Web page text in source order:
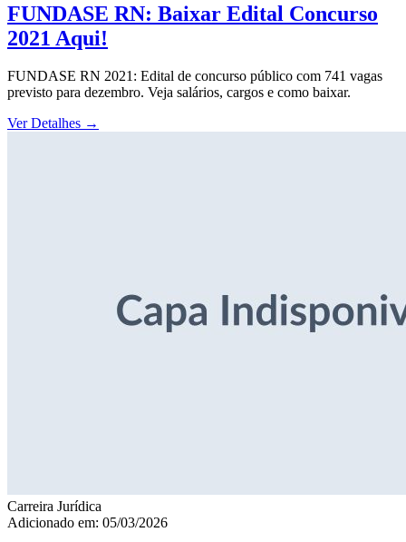
FUNDASE RN: Baixar Edital Concurso
2021 Aqui!
FUNDASE RN 2021: Edital de concurso público com 741 vagas
previsto para dezembro. Veja salários, cargos e como baixar.
Ver Detalhes →
Carreira Jurídica
Adicionado em: 05/03/2026